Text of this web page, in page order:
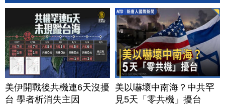
美伊開戰後共機連6天沒擾
台 學者析消失主因
美以嚇壞中南海？中共罕
見5天「零共機」擾台